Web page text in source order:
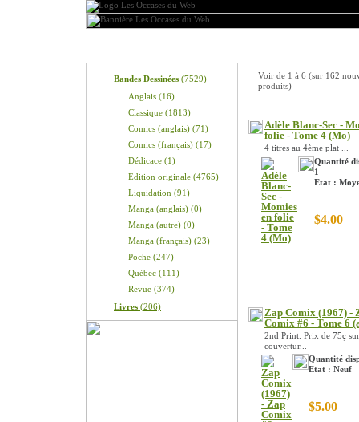
Bandes Dessinées (7529)
Anglais (16)
Classique (1813)
Comics (anglais) (71)
Comics (français) (17)
Dédicace (1)
Edition originale (4765)
Liquidation (91)
Manga (anglais) (0)
Manga (autre) (0)
Manga (français) (23)
Poche (247)
Québec (111)
Revue (374)
Livres (206)
Voir de 1 à 6 (sur 162
produits)
Adèle Blanc-Sec -
folie - Tome 4 (Mo)
4 titres au 4ème plat ...
Quantité
1
Etat :
$4.00
Zap Comix (1967) -
Comix #6 - Tome 6
2nd Print. Prix de 75ç
couvertur...
Quantité
Etat : Neuf
$5.00